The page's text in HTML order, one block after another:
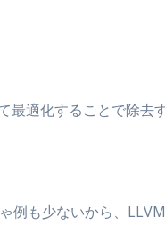
適化することで除去す
例も少ないから、